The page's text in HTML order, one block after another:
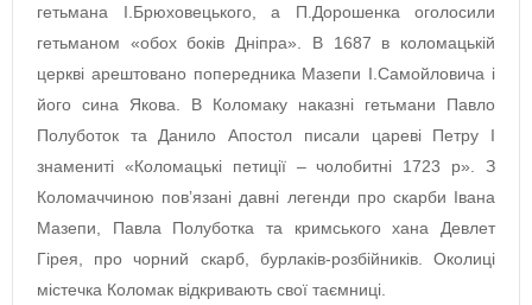
гетьмана І.Брюховецького, а П.Дорошенка оголосили
гетьманом «обох боків Дніпра». В 1687 в коломацькій
церкві арештовано попередника Мазепи І.Самойловича і
його сина Якова. В Коломаку наказні гетьмани Павло
Полуботок та Данило Апостол писали цареві Петру І
знамениті «Коломацькі петиції – чолобитні 1723 р». З
Коломаччиною пов’язані давні легенди про скарби Івана
Мазепи, Павла Полуботка та кримського хана Девлет
Гірея, про чорний скарб, бурлаків-розбійників. Околиці
містечка Коломак відкривають свої таємниці.